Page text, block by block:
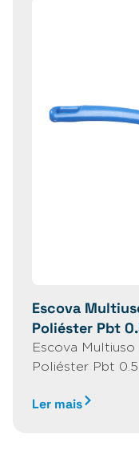
Escova
Poliéster Pbt
Escova
Poliéster Pbt
Ler mais